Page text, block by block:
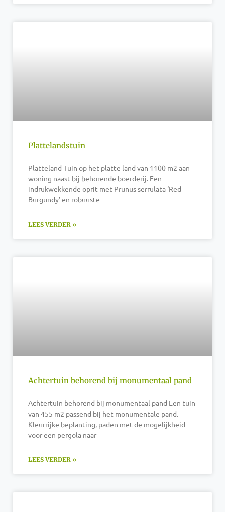
Plattelandstuin
Platteland Tuin op het platte land van 1100 m2 aan
woning naast bij behorende boerderij. Een
indrukwekkende oprit met Prunus serrulata ‘Red
Burgundy’ en robuuste
LEES VERDER »
Achtertuin behorend bij monumentaal pand
Achtertuin behorend bij monumentaal pand Een tuin
van 455 m2 passend bij het monumentale pand.
Kleurrijke beplanting, paden met de mogelijkheid
voor een pergola naar
LEES VERDER »